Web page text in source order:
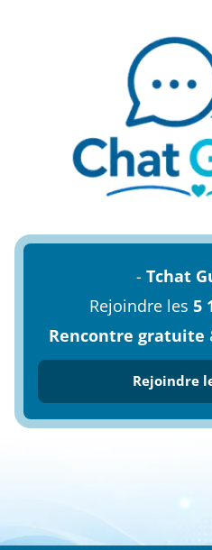
- Tchat
Rejoindre les 5
Rencontre gratuite
Rejoindre